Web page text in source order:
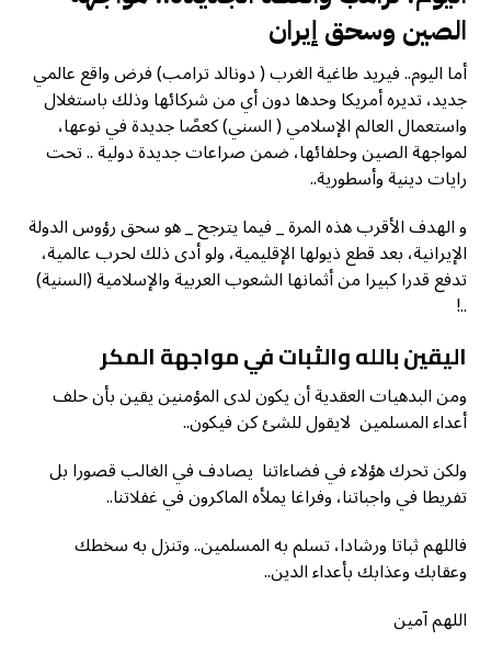
الصين وسحق إيران
أما اليوم.. فيريد طاغية الغرب ( دونالد ترامب) فرض واقع عالمي
جديد، تديره أمريكا وحدها دون أي من شركائها وذلك باستغلال
واستعمال العالم الإسلامي ( السني) كعصًا جديدة في نوعها،
لمواجهة الصين وحلفائها، ضمن صراعات جديدة دولية .. تحت
رايات دينية وأسطورية..
و الهدف الأقرب هذه المرة _ فيما يترجح _ هو سحق رؤوس الدولة
الإيرانية، بعد قطع ذيولها الإقليمية، ولو أدى ذلك لحرب عالمية،
تدفع قدرا كبيرا من أثمانها الشعوب العربية والإسلامية (السنية)
..!
اليقين بالله والثبات في مواجهة المكر
ومن البدهيات العقدية أن يكون لدى المؤمنين يقين بأن حلف
أعداء المسلمين لايقول للشئ كن فيكون..
ولكن تحرك هؤلاء في فضاءاتنا يصادف في الغالب قصورا بل
تفريطا في واجباتنا، وفراغا يملأه الماكرون في غفلاتنا..
فاللهم ثباتا ورشادا، تسلم به المسلمين.. وتنزل به سخطك
وعقابك وعذابك بأعداء الدين..
اللهم آمين